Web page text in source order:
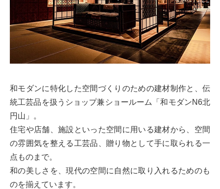
和モダンに特化した空間づくりのための建材制作と、伝
統工芸品を扱うショップ兼ショールーム「和モダンN6北
円山」。
住宅や店舗、施設といった空間に用いる建材から、空間
の雰囲気を整える工芸品、贈り物として手に取られる一
点ものまで。
和の美しさを、現代の空間に自然に取り入れるためのも
のを揃えています。